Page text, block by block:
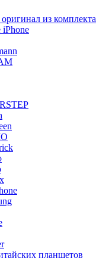
из комплекта
iPhone
планшетов